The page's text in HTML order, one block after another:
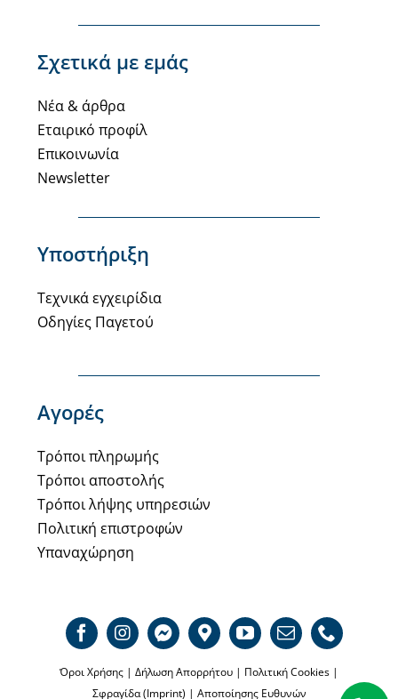
Σχετικά με εμάς
Νέα & άρθρα
Εταιρικό προφίλ
Επικοινωνία
Newsletter
Υποστήριξη
Τεχνικά εγχειρίδια
Οδηγίες Παγετού
Αγορές
Τρόποι πληρωμής
Τρόποι αποστολής
Τρόποι λήψης υπηρεσιών
Πολιτική επιστροφών
Υπαναχώρηση
Όροι Χρήσης | Δήλωση Απορρήτου | Πολιτική Cookies |
Σφραγίδα (Imprint) | Αποποίησης Ευθυνών